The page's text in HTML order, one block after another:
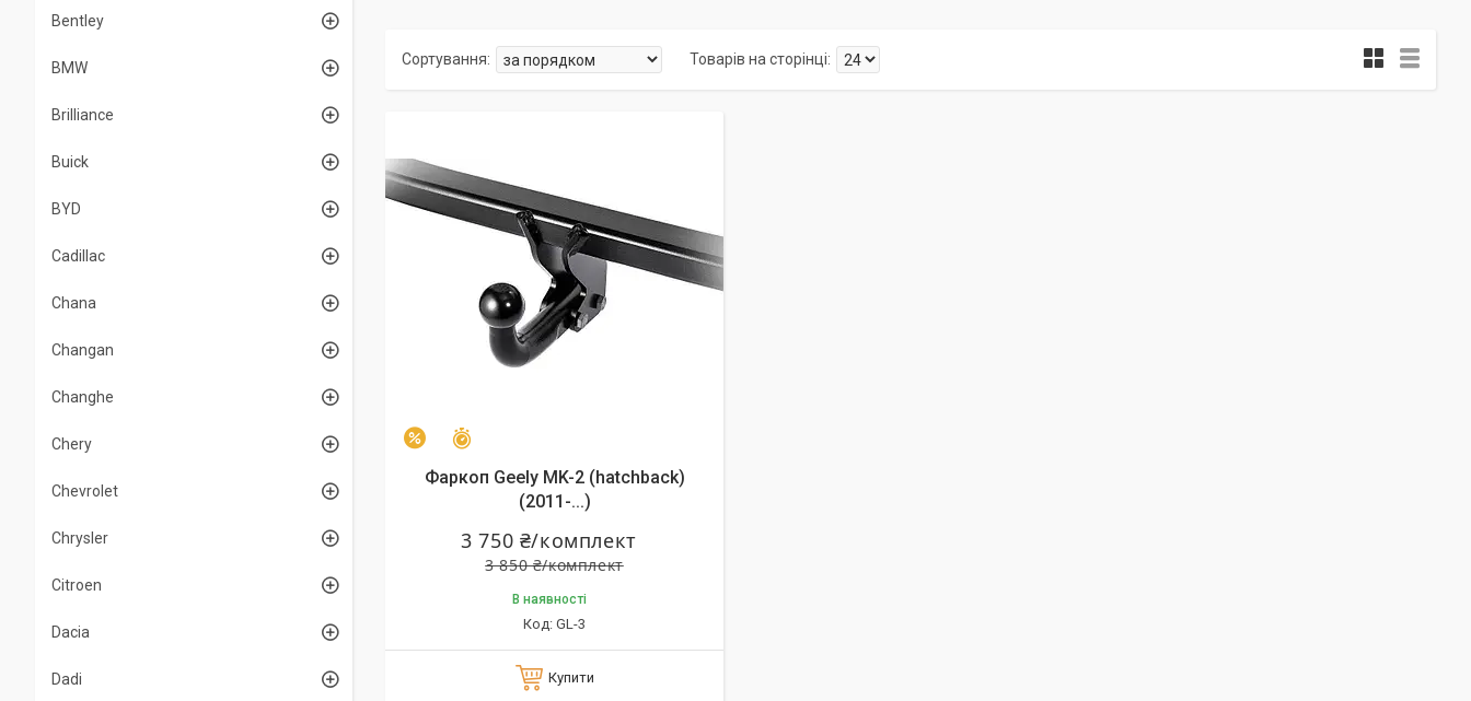
–3%
Фаркоп Geely MK-2 (hatchback)
(2011-...)
3 850 ₴/комплект
3 750 ₴/комплект
В наявності
GL-3
Купити
Bentley
BMW
Brilliance
Buick
BYD
Cadillac
Chana
Changan
Changhe
Chery
Chevrolet
Chrysler
Citroen
Dacia
Dadi